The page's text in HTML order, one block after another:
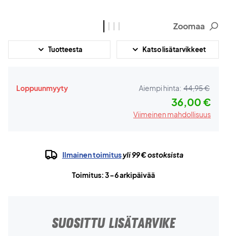
Zoomaa
Tuotteesta Katso lisätarvikkeet
Loppuunmyyty Aiempi hinta: 44,95 €
36,00 €
Viimeinen mahdollisuus
Ilmainen toimitusyli 99 € ostoksista
Toimitus: 3-6 arkipäivää
SUOSITTU LISÄTARVIKE